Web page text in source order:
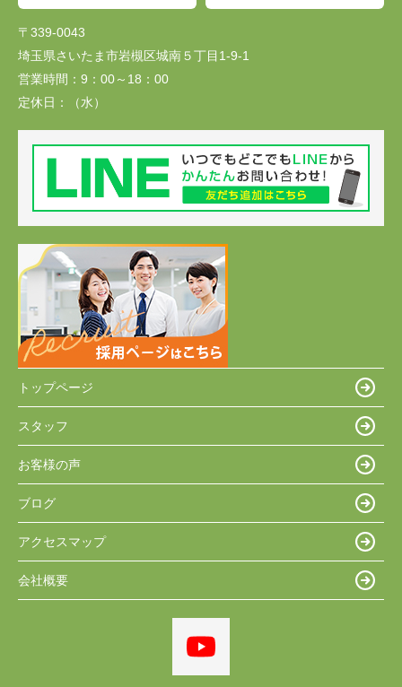
〒339-0043
埼玉県さいたま市岩槻区城南５丁目1-9-1
営業時間： 9：00～18：00
定休日：
（水）
トップページ
スタッフ
お客様の声
ブログ
アクセスマップ
会社概要